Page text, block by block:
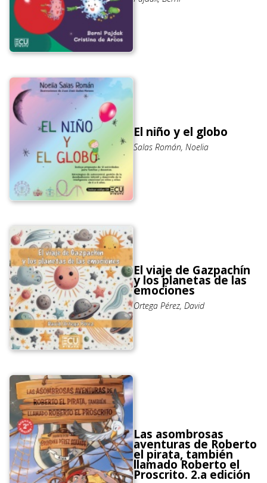
El niño y el globo
Salas Román, Noelia
El viaje de Gazpachín
y los planetas de las
emociones
Ortega Pérez, David
Las asombrosas
aventuras de Roberto
el pirata, también
llamado Roberto el
Proscrito. 2.a edición